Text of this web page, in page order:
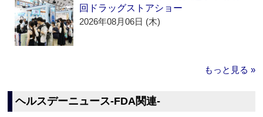
回ドラッグストアショー
2026年08月06日 (木)
もっと見る »
ヘルスデーニュース‐FDA関連‐